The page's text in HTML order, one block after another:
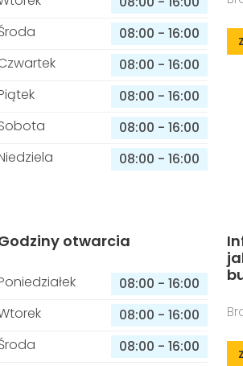
08:00 - 16:00
08:00 - 16:00
08:00 - 16:00
08:00 - 16:00
08:00 - 16:00
otwarcia
08:00 - 16:00
08:00 - 16:00
08:00 - 16:00